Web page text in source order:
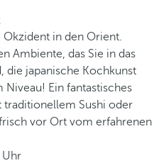
in den Orient.
Ambiente, das Sie in das
die japanische Kochkunst
Ein fantastisches
traditionellem Sushi oder
vor Ort vom erfahrenen
Uhr